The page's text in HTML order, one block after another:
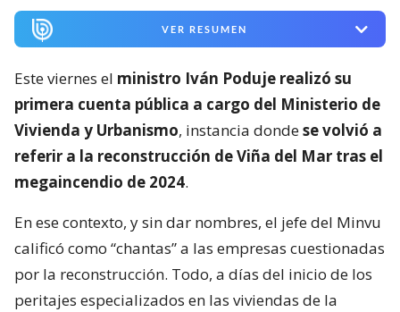
VER RESUMEN
Este viernes el ministro Iván Poduje realizó su
primera cuenta pública a cargo del Ministerio de
Vivienda y Urbanismo, instancia dondese volvió a
referir a la reconstrucción de Viña del Mar tras el
megaincendio de 2024.
En ese contexto, y sin dar nombres, el jefe del Minvu
calificó como “chantas” a las empresas cuestionadas
por la reconstrucción. Todo, a días del inicio de los
peritajes especializados en las viviendas de la